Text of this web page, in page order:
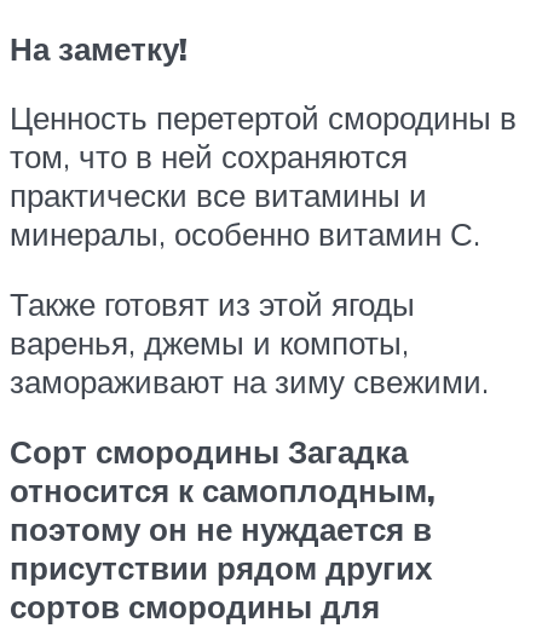
На заметку!
Ценность перетертой смородины в
том, что в ней сохраняются
практически все витамины и
минералы, особенно витамин С.
Также готовят из этой ягоды
варенья, джемы и компоты,
замораживают на зиму свежими.
Сорт смородины Загадка
относится к самоплодным,
поэтому он не нуждается в
присутствии рядом других
сортов смородины для